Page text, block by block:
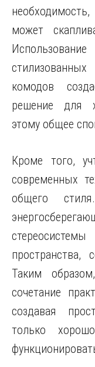
может
комодов
решение для
этому общее
Кроме того,
современных
общего
пространства,
Таким
сочетание
создавая
только